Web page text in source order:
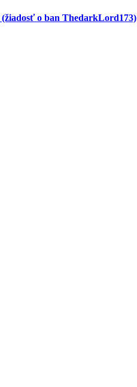
o ban ThedarkLord173)